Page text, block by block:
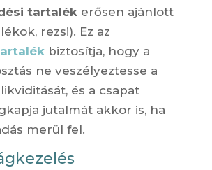
tartalékerősen ajánlott
rezsi). Ez az
biztosítja, hogy a
ne veszélyeztesse a
és a csapat
jutalmát akkor is, ha
merül fel.